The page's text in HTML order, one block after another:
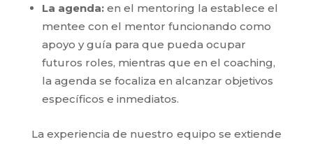
La agenda: en el mentoring la establece el
mentee con el mentor funcionando como
apoyo y guía para que pueda ocupar
futuros roles, mientras que en el coaching,
la agenda se focaliza en alcanzar objetivos
específicos e inmediatos.
La experiencia de nuestro equipo se extiende